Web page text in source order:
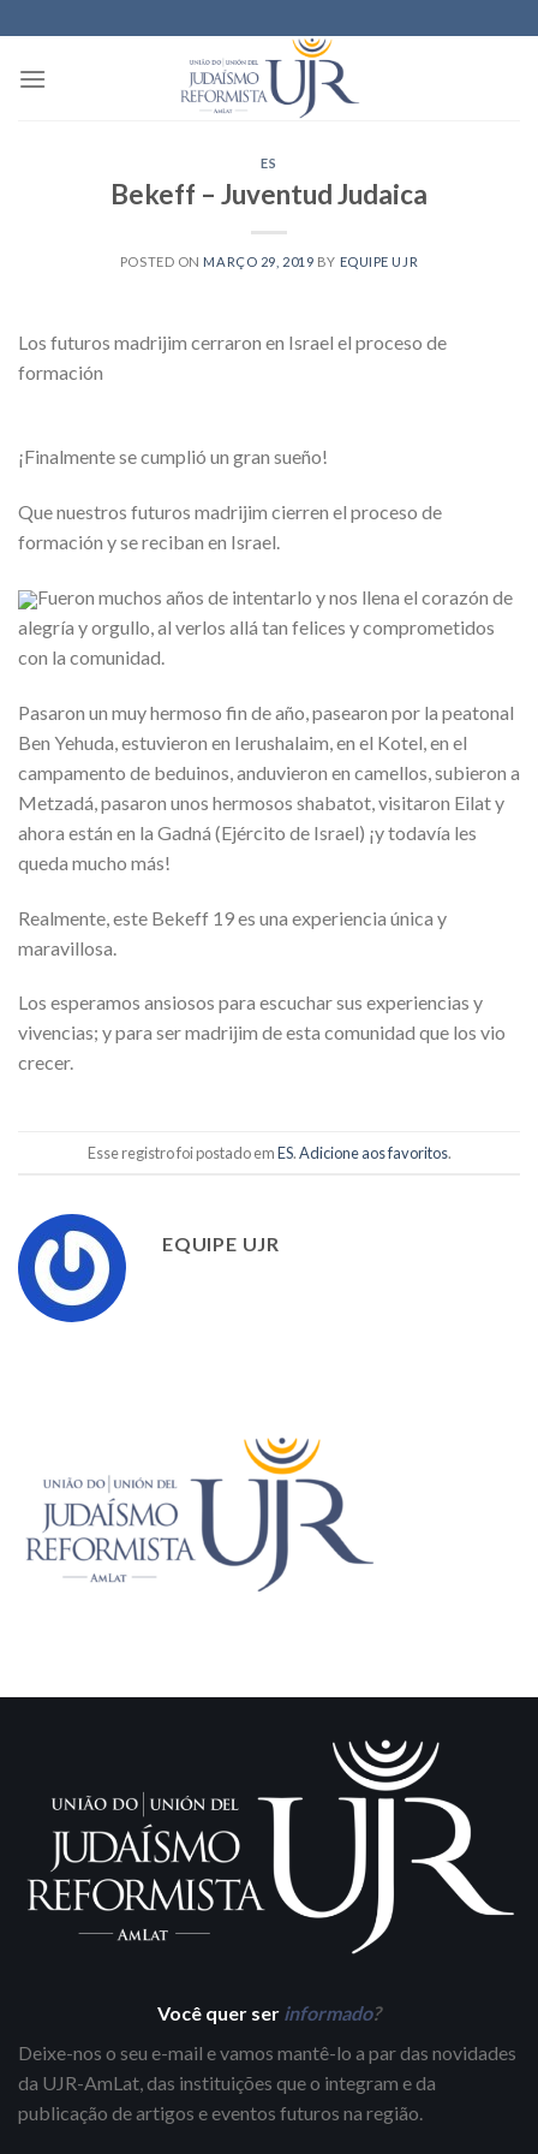
to
content
ES
Bekeff – Juventud Judaica
POSTED ON MARÇO 29, 2019 BY EQUIPE UJR
Los futuros madrijim cerraron en Israel el proceso de
formación
¡Finalmente se cumplió un gran sueño!
Que nuestros futuros madrijim cierren el proceso de
formación y se reciban en Israel.
Fueron muchos años de intentarlo y nos llena el corazón de
alegría y orgullo, al verlos allá tan felices y comprometidos
con la comunidad.
Pasaron un muy hermoso fin de año, pasearon por la peatonal
Ben Yehuda, estuvieron en Ierushalaim, en el Kotel, en el
campamento de beduinos, anduvieron en camellos, subieron a
Metzadá, pasaron unos hermosos shabatot, visitaron Eilat y
ahora están en la Gadná (Ejército de Israel) ¡y todavía les
queda mucho más!
Realmente, este Bekeff 19 es una experiencia única y
maravillosa.
Los esperamos ansiosos para escuchar sus experiencias y
vivencias; y para ser madrijim de esta comunidad que los vio
crecer.
Esse registro foi postado emES.Adicione aos favoritos.
EQUIPE UJR
Você quer ser informado?
Deixe-nos o seu e-mail e vamos mantê-lo a par das novidades
da UJR-AmLat, das instituições que o integram e da
publicação de artigos e eventos futuros na região.